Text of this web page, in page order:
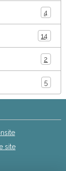
4
14
2
5
site